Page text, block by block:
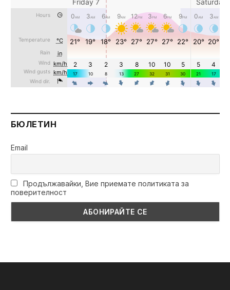
БЮЛЕТИН
Email
Продължавайки, Вие приемате политиката за
поверителност